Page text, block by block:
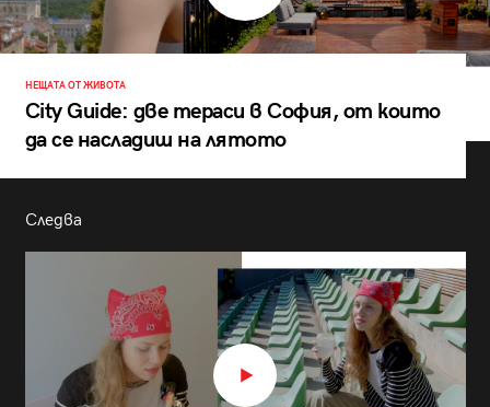
НЕЩАТА ОТ ЖИВОТА
City Guide: две тераси в София, от които
да се насладиш на лятото
Следва